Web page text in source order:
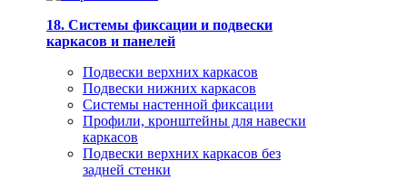
18. Системы фиксации и подвески
каркасов и панелей
Подвески верхних каркасов
Подвески нижних каркасов
Системы настенной фиксации
Профили, кронштейны для навески
каркасов
Подвески верхних каркасов без
задней стенки